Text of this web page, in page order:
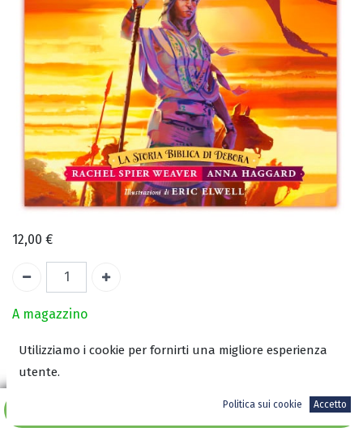
Aggiungi al carrello
12,00 €
A magazzino
Autore: Anna HaggardeEric Elwelle
Utilizziamo i cookie per fornirti una migliore esperienza
utente.
Politica sui cookie Accetto